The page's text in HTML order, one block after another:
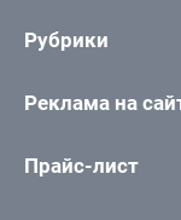
Рубрики
Реклама на
Прайс-лист